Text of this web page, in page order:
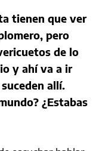
tienen que ver
pero
de lo
y ahí va a ir
allí.
¿Estabas